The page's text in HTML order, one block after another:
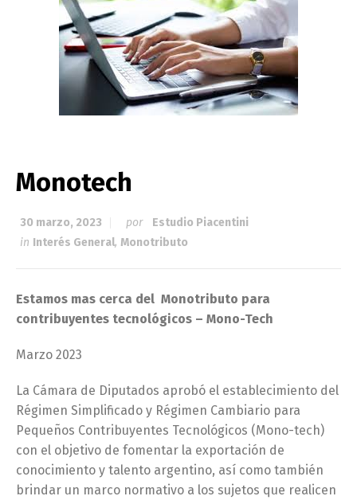
Monotech
30 marzo, 2023 por
Estudio Piacentini
in Interés General, Monotributo
Estamos mas cerca del Monotributo para
contribuyentes tecnológicos – Mono-Tech
Marzo 2023
La Cámara de Diputados aprobó el establecimiento del
Régimen Simplificado y Régimen Cambiario para
Pequeños Contribuyentes Tecnológicos (Mono-tech)
con el objetivo de fomentar la exportación de
conocimiento y talento argentino, así como también
brindar un marco normativo a los sujetos que realicen